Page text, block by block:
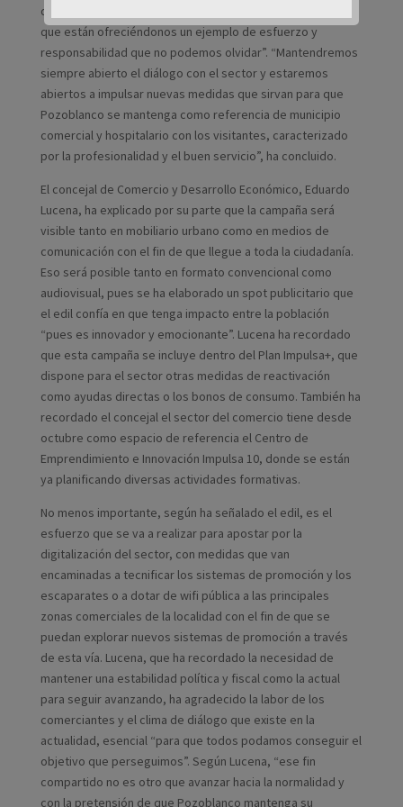
del comercio en estas circunstancias tan complicadas, ya
que están ofreciéndonos un ejemplo de esfuerzo y
responsabilidad que no podemos olvidar”. “Mantendremos
siempre abierto el diálogo con el sector y estaremos
abiertos a impulsar nuevas medidas que sirvan para que
Pozoblanco se mantenga como referencia de municipio
comercial y hospitalario con los visitantes, caracterizado
por la profesionalidad y el buen servicio”, ha concluido.
El concejal de Comercio y Desarrollo Económico, Eduardo
Lucena, ha explicado por su parte que la campaña será
visible tanto en mobiliario urbano como en medios de
comunicación con el fin de que llegue a toda la ciudadanía.
Eso será posible tanto en formato convencional como
audiovisual, pues se ha elaborado un spot publicitario que
el edil confía en que tenga impacto entre la población
“pues es innovador y emocionante”. Lucena ha recordado
que esta campaña se incluye dentro del Plan Impulsa+, que
dispone para el sector otras medidas de reactivación
como ayudas directas o los bonos de consumo. También ha
recordado el concejal el sector del comercio tiene desde
octubre como espacio de referencia el Centro de
Emprendimiento e Innovación Impulsa 10, donde se están
ya planificando diversas actividades formativas.
No menos importante, según ha señalado el edil, es el
esfuerzo que se va a realizar para apostar por la
digitalización del sector, con medidas que van
encaminadas a tecnificar los sistemas de promoción y los
escaparates o a dotar de wifi pública a las principales
zonas comerciales de la localidad con el fin de que se
puedan explorar nuevos sistemas de promoción a través
de esta vía. Lucena, que ha recordado la necesidad de
mantener una estabilidad política y fiscal como la actual
para seguir avanzando, ha agradecido la labor de los
comerciantes y el clima de diálogo que existe en la
actualidad, esencial “para que todos podamos conseguir el
objetivo que perseguimos”. Según Lucena, “ese fin
compartido no es otro que avanzar hacia la normalidad y
con la pretensión de que Pozoblanco mantenga su